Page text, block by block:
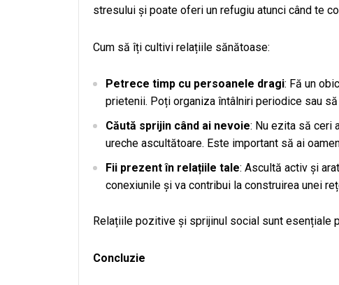
stresului și poate oferi un refugiu atunci când te
Cum să îți cultivi relațiile sănătoase:
Petrece timp cu persoanele dragi: Fă un
prietenii. Poți organiza întâlniri periodice sau
Căută sprijin când ai nevoie: Nu ezita să ceri
ureche ascultătoare. Este important să ai
Fii prezent în relațiile tale: Ascultă activ și
conexiunile și va contribui la construirea unei
Relațiile pozitive și sprijinul social sunt esențiale
Concluzie